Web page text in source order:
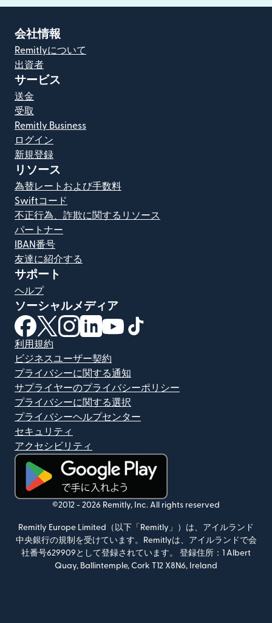
会社情報
Remitlyについて
出資者
サービス
送金
受取
Remitly Business
ログイン
新規登録
リソース
為替レートおよび手数料
Swiftコード
不正行為、詐欺に関するリソース
パートナー
IBAN番号
友達に紹介する
サポート
ヘルプ
ソーシャルメディア
（別ウィンドウで開きます）
（別ウィンドウで開きます）
（別ウィンドウで開きます）
（別ウィンドウで開きます）
（別ウィンドウで開きます）
利用規約
ビジネスユーザー契約
プライバシーに関する通知
サプライヤーのプライバシーポリシー
プライバシーに関する選択
プライバシーヘルプセンター
セキュリティ
アクセシビリティ
（別ウィンドウで開きます）
©2012 - 2026 Remitly, Inc. All rights reserved
Remitly Europe Limited（以下「Remitly」）は、アイルランド
中央銀行の規制を受けています。Remitlyは、アイルランドで会
社番号629909として登録されています。 登録住所：1 Albert
Quay, Ballintemple, Cork T12 X8N6, Ireland